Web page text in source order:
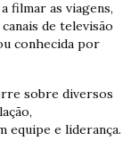
filmar as viagens,
de televisão
conhecida por
sobre diversos
equipe e liderança.